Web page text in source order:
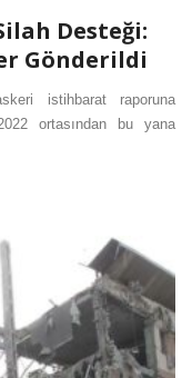
Desteği:
Gönderildi
istihbarat raporuna
ortasından bu yana